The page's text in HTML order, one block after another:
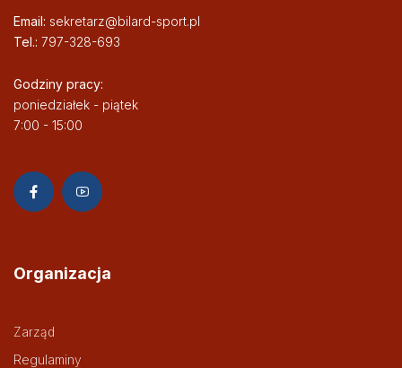
Email: sekretarz@bilard-sport.pl
Tel.: 797-328-693
Godziny pracy:
poniedziałek - piątek
7:00 - 15:00
Organizacja
Zarząd
Regulaminy